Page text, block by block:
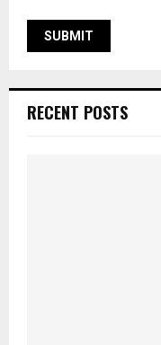
RECENT POSTS